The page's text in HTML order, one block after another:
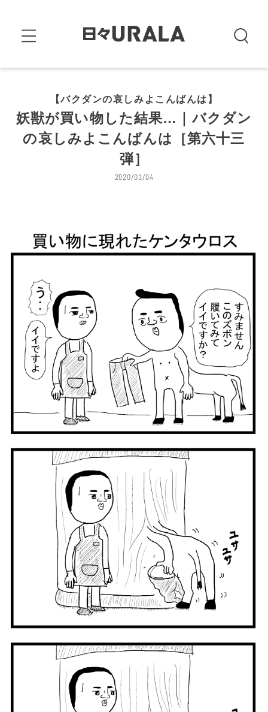
【バクダンの哀しみよこんばんは】
妖獣が買い物した結果…｜バクダン
の哀しみよこんばんは［第六十三
弾］
2020/03/04